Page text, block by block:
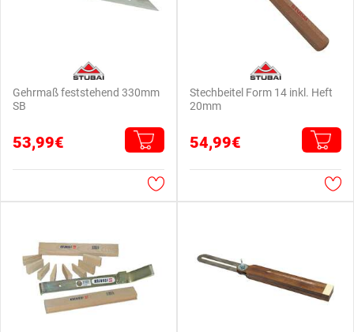
Gehrmaß feststehend 330mm
SB
53,99€
Stechbeitel Form 14 inkl. Heft
20mm
54,99€